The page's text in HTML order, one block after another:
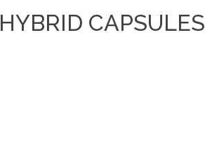
HYBRID CAPSULES